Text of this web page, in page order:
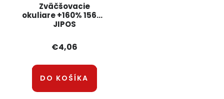
Zväčšovacie
okuliare +160% 15674
JIPOS
€4,06
DO KOŠÍKA